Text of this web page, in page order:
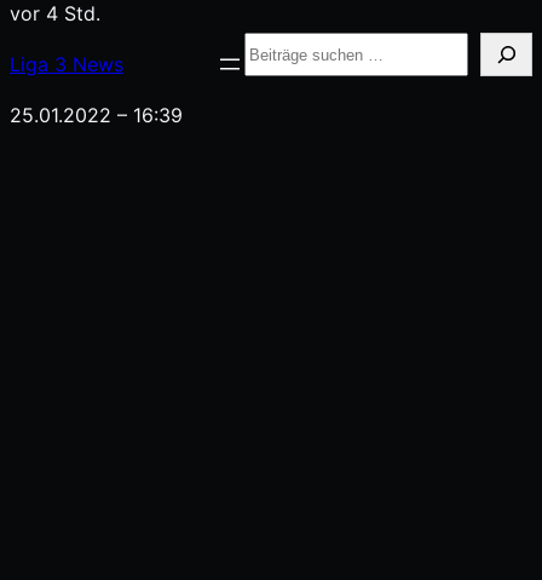
vor 4 Std.
Liga 3 News
Suche
25.01.2022 – 16:39